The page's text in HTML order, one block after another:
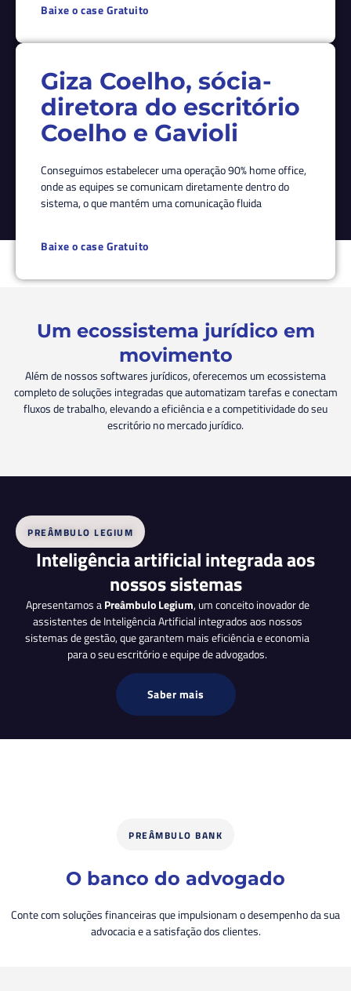
Baixe o case Gratuito
Giza Coelho, sócia-
diretora do escritório
Coelho e Gavioli
Conseguimos estabelecer uma operação 90% home office,
onde as equipes se comunicam diretamente dentro do
sistema, o que mantém uma comunicação fluida
Baixe o case Gratuito
Um ecossistema jurídico em
movimento
Além de nossos softwares jurídicos, oferecemos um ecossistema
completo de soluções integradas que automatizam tarefas e conectam
fluxos de trabalho, elevando a eficiência e a competitividade do seu
escritório no mercado jurídico.
PREÂMBULO LEGIUM
Inteligência artificial integrada aos
nossos sistemas
Apresentamos aPreâmbulo Legium, um conceito inovador de
assistentes de Inteligência Artificial integrados aos nossos
sistemas de gestão, que garantem mais eficiência e economia
para o seu escritório e equipe de advogados.
Saber mais
PREÂMBULO BANK
O banco do advogado
Conte com soluções financeiras que impulsionam o desempenho da sua
advocacia e a satisfação dos clientes.